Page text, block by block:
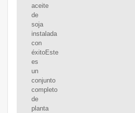
aceite
de
soja
instalada
con
éxitoEste
es
un
conjunto
completo
de
planta